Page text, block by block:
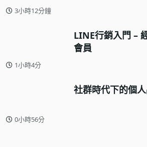
3小時12分鐘
LINE行銷入門 –
會員
1小時4分
社群時代下的個
0小時56分